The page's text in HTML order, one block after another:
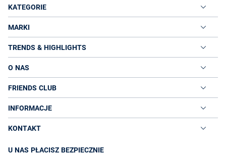
KATEGORIE
MARKI
TRENDS & HIGHLIGHTS
O NAS
FRIENDS CLUB
INFORMACJE
KONTAKT
U NAS PŁACISZ BEZPIECZNIE